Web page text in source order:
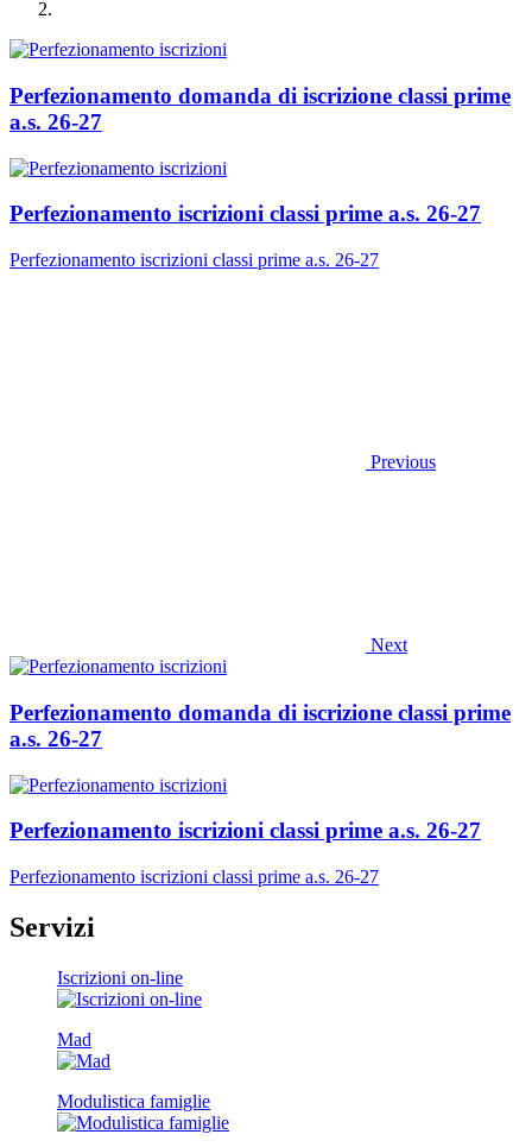
Perfezionamento domanda di iscrizione classi prime
a.s. 26-27
Perfezionamento iscrizioni classi prime a.s. 26-27
Perfezionamento iscrizioni classi prime a.s. 26-27
Previous
Next
Perfezionamento domanda di iscrizione classi prime
a.s. 26-27
Perfezionamento iscrizioni classi prime a.s. 26-27
Perfezionamento iscrizioni classi prime a.s. 26-27
Servizi
Iscrizioni on-line
Mad
Modulistica famiglie